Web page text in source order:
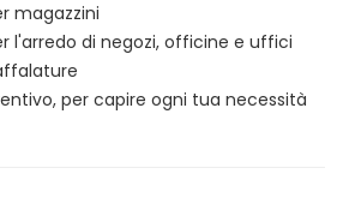
magazzini
l'arredo di negozi, officine e uffici
per capire ogni tua necessità